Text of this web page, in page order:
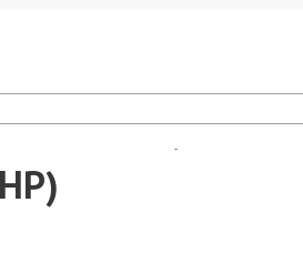
253,